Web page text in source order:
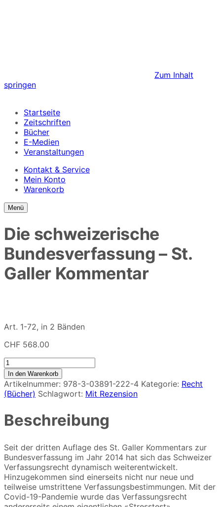
Zum Inhalt
springen
Startseite
Zeitschriften
Bücher
E-Medien
Veranstaltungen
Kontakt & Service
Mein Konto
Warenkorb
Suchformular
Suchformular
Menü
Die schweizerische
Bundesverfassung – St.
Galler Kommentar
Art. 1-72, in 2 Bänden
CHF 568.00
Die
schweizerische
Bundesverfassung
-
Kommentar
In den Warenkorb
Artikelnummer: 978-3-03891-222-4 Kategorie: Recht
(Bücher) Schlagwort: Mit Rezension
Beschreibung
Seit der dritten Auflage des St. Galler Kommentars zur
Bundesverfassung im Jahr 2014 hat sich das Schweizer
Verfassungsrecht dynamisch weiterentwickelt.
Hinzugekommen sind einerseits nicht nur neue und
teilweise umstrittene Verfassungsbestimmungen. Mit der
Covid-19-Pandemie wurde das Verfassungsrecht